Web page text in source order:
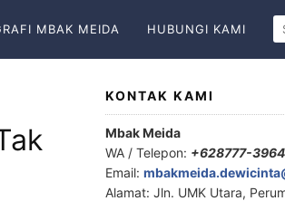
MBAK MEIDA HUBUNGI KAMI
KONTAK KAMI
Mbak Meida
WA / Telepon: +628777-
Email:
Alamat: Jln. UMK Utara,